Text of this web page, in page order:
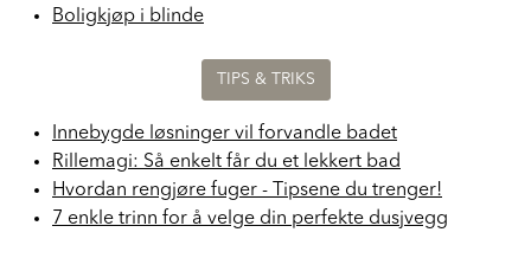
Boligkjøp i blinde
TIPS & TRIKS
Innebygde løsninger vil forvandle badet
Rillemagi: Så enkelt får du et lekkert bad
Hvordan rengjøre fuger - Tipsene du trenger!
7 enkle trinn for å velge din perfekte dusjvegg